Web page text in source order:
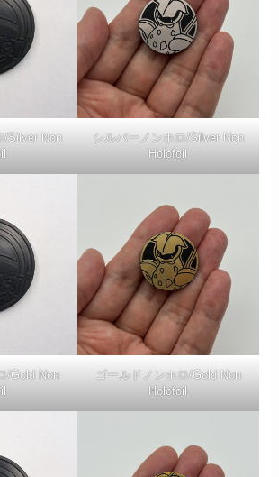
/Silver Non
シルバーノンホロ/Silver Non
Holofoil
/Gold Non
ゴールドノンホロ/Gold Non
Holofoil